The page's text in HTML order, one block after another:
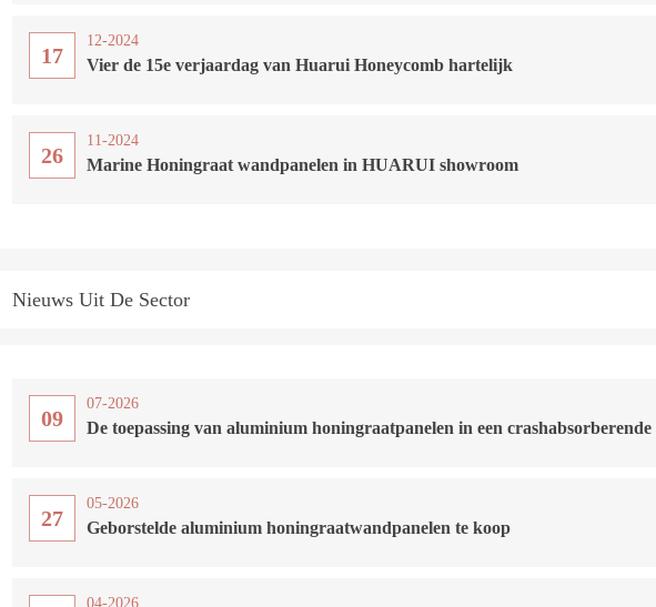
17
12-2024
Vier de 15e verjaardag van Huarui Honeycomb hartelijk
26
11-2024
Marine Honingraat wandpanelen in HUARUI showroom
Nieuws Uit De Sector
09
07-2026
De toepassing van aluminium honingraatpanelen in een
27
05-2026
Geborstelde aluminium honingraatwandpanelen te koop
04-2026